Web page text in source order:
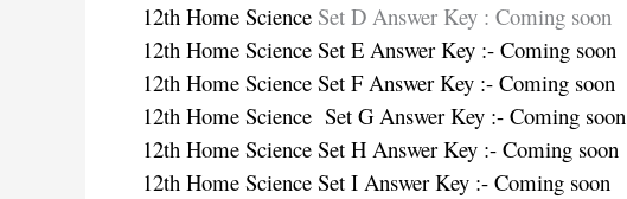
12th Home Science Set D Answer Key : Coming soon
12th Home Science Set E Answer Key :- Coming soon
12th Home Science Set F Answer Key :- Coming soon
12th Home Science Set G Answer Key :- Coming soon
12th Home Science Set H Answer Key :- Coming soon
12th Home Science Set I Answer Key :- Coming soon